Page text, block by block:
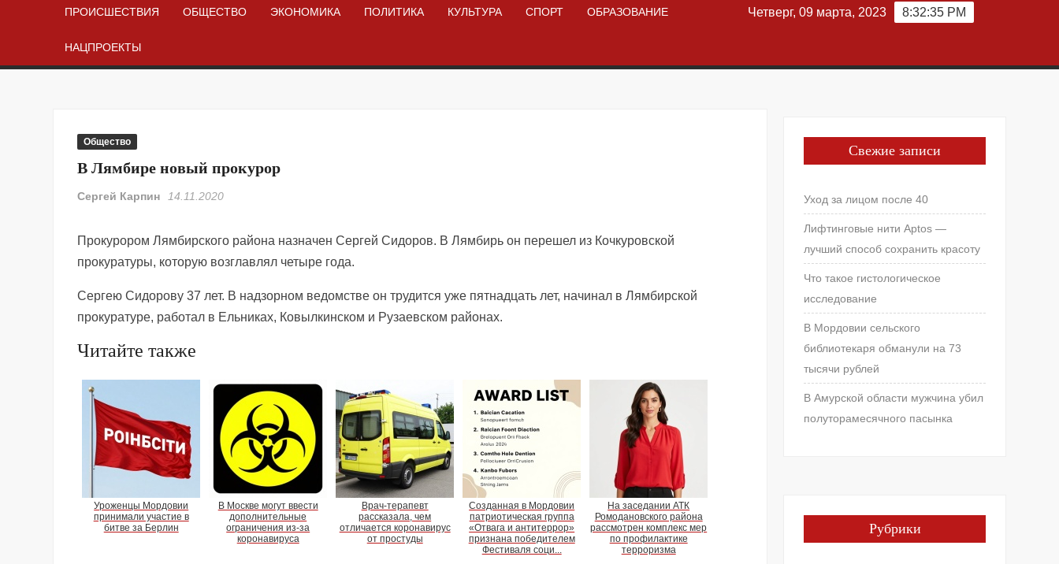
ПРОИСШЕСТВИЯ ОБЩЕСТВО ЭКОНОМИКА ПОЛИТИКА КУЛЬТУРА СПОРТ ОБРАЗОВАНИЕ
НАЦПРОЕКТЫ
8:32:35 PM
Четверг, 09 марта, 2023
Общество
В Лямбире новый прокурор
Сергей Карпин 14.11.2020
Прокурором Лямбирского района назначен Сергей Сидоров. В Лямбирь он перешел из Кочкуровской
прокуратуры, которую возглавлял четыре года.
Сергею Сидорову 37 лет. В надзорном ведомстве он трудится уже пятнадцать лет, начинал в Лямбирской
прокуратуре, работал в Ельниках, Ковылкинском и Рузаевском районах.
Читайте также
Уроженцы Мордовии
принимали участие в
битве за Берлин
В Москве могут ввести
дополнительные
ограничения из-за
коронавируса
Врач-терапевт
рассказала, чем
отличается коронавирус
от простуды
Созданная в Мордовии
патриотическая группа
«Отвага и антитеррор»
признана победителем
Фестиваля соци...
На заседании АТК
Ромодановского района
рассмотрен комплекс мер
по профилактике
терроризма
Свежие записи
Уход за лицом после 40
Лифтинговые нити Aptos —
лучший способ сохранить красоту
Что такое гистологическое
исследование
В Мордовии сельского
библиотекаря обманули на 73
тысячи рублей
В Амурской области мужчина убил
полуторамесячного пасынка
Рубрики